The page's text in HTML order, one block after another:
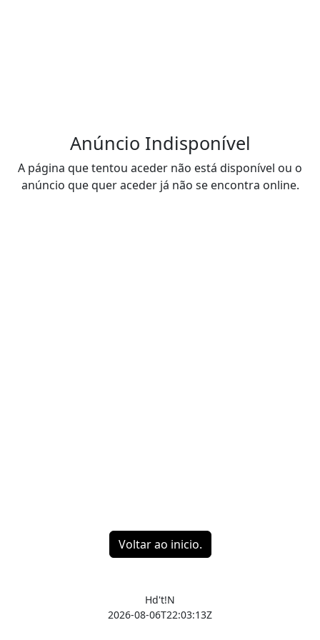
Anúncio Indisponível
A página que tentou aceder não está disponível ou o
anúncio que quer aceder já não se encontra online.
Voltar ao inicio.
Hd't!N
2026-08-06T22:03:13Z